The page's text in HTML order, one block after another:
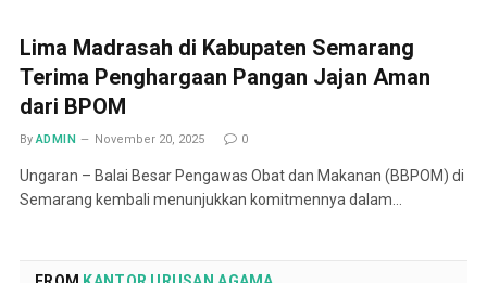
Lima Madrasah di Kabupaten Semarang
Terima Penghargaan Pangan Jajan Aman
dari BPOM
By ADMIN November 20, 2025 0
Ungaran – Balai Besar Pengawas Obat dan Makanan (BBPOM) di
Semarang kembali menunjukkan komitmennya dalam…